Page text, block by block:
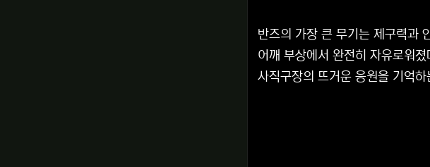
반즈의 가장 큰 무기는 제구력과
어깨 부상에서 완전히 자유로워
사직구장의 뜨거운 응원을 기억